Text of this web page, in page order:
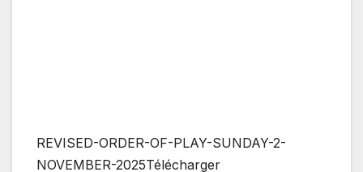
REVISED-ORDER-OF-PLAY-SUNDAY-2-
NOVEMBER-2025Télécharger